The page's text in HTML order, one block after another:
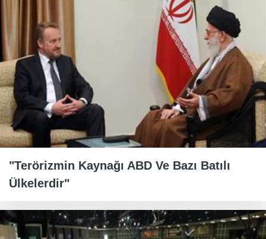
"Terörizmin Kaynağı ABD Ve Bazı Batılı
Ülkelerdir"